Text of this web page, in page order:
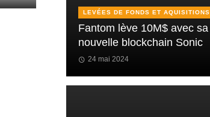
LEVÉES DE FONDS ET AQUISITIONS
Fantom lève 10M$ avec sa
nouvelle blockchain Sonic
24 mai 2024